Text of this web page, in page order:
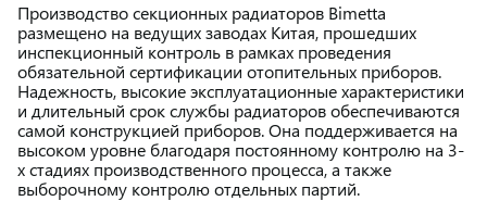
Производство секционных радиаторов Bimetta
размещено на ведущих заводах Китая, прошедших
инспекционный контроль в рамках проведения
обязательной сертификации отопительных приборов.
Надежность, высокие эксплуатационные характеристики
и длительный срок службы радиаторов обеспечиваются
самой конструкцией приборов. Она поддерживается на
высоком уровне благодаря постоянному контролю на 3-
х стадиях производственного процесса, а также
выборочному контролю отдельных партий.